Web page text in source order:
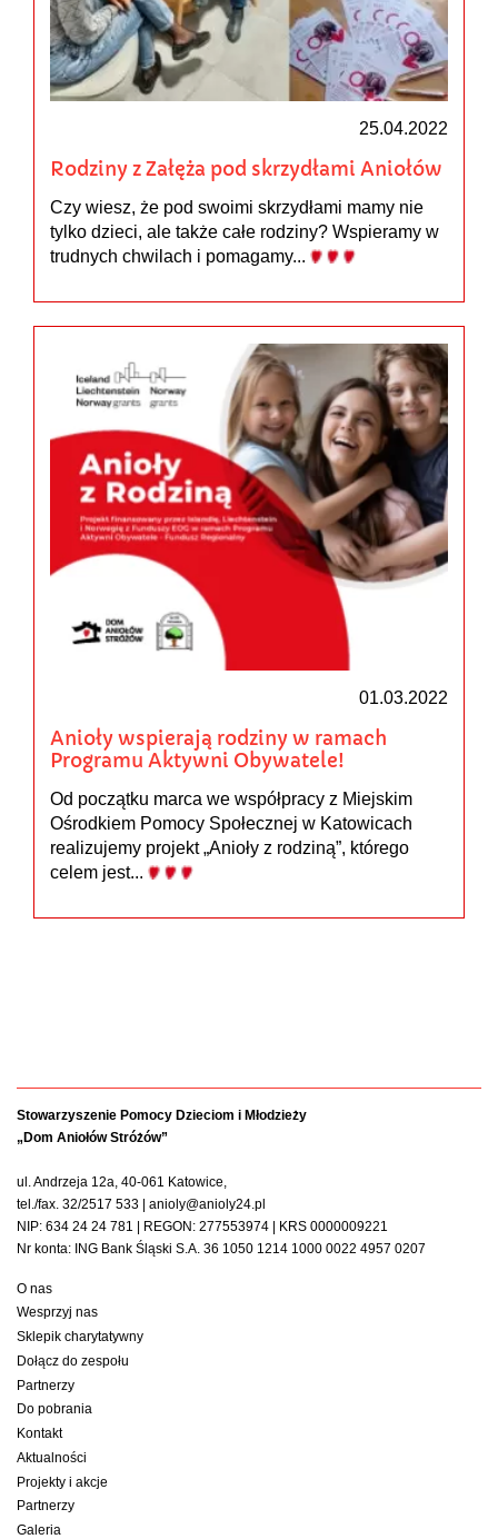
25.04.2022
Rodziny z Załęża pod skrzydłami Aniołów
Czy wiesz, że pod swoimi skrzydłami mamy nie
tylko dzieci, ale także całe rodziny? Wspieramy w
trudnych chwilach i pomagamy...
01.03.2022
Anioły wspierają rodziny w ramach
Programu Aktywni Obywatele!
Od początku marca we współpracy z Miejskim
Ośrodkiem Pomocy Społecznej w Katowicach
realizujemy projekt „Anioły z rodziną”, którego
celem jest...
Stowarzyszenie Pomocy Dzieciom i Młodzieży
„Dom Aniołów Stróżów”
ul. Andrzeja 12a, 40-061 Katowice,
tel./fax. 32/2517 533 | anioly@anioly24.pl
NIP: 634 24 24 781 | REGON: 277553974 | KRS 0000009221
Nr konta: ING Bank Śląski S.A. 36 1050 1214 1000 0022 4957 0207
O nas
Wesprzyj nas
Sklepik charytatywny
Dołącz do zespołu
Partnerzy
Do pobrania
Kontakt
Aktualności
Projekty i akcje
Partnerzy
Galeria